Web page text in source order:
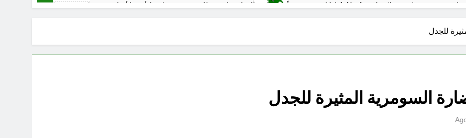
الإعلام العراقي الحر
الحشود السورية على الحدود العراقية: لماذا الآن؟ وهل العراق هو المقصود في هذه التحركات؟